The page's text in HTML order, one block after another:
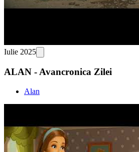
Iulie 2025
ALAN - Avancronica Zilei
Alan